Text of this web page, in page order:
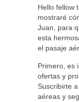
Hello fellow
mostraré
Juan, para
esta
el pasaje
Primero, es
ofertas y
Suscribirte
aéreas y